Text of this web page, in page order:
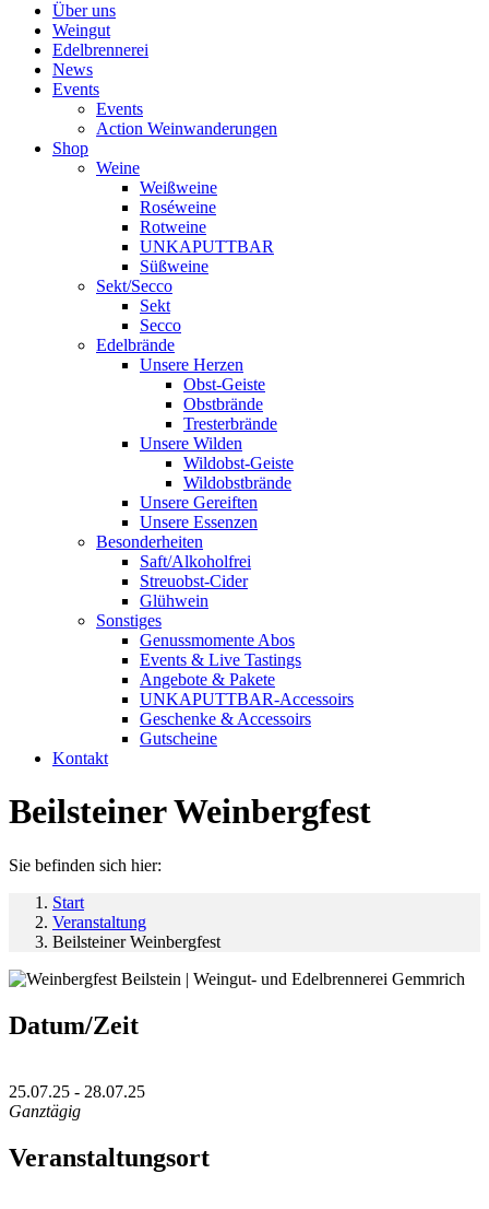
Über uns
Weingut
Edelbrennerei
News
Events
Events
Action Weinwanderungen
Shop
Weine
Weißweine
Roséweine
Rotweine
UNKAPUTTBAR
Süßweine
Sekt/Secco
Sekt
Secco
Edelbrände
Unsere Herzen
Obst-Geiste
Obstbrände
Tresterbrände
Unsere Wilden
Wildobst-Geiste
Wildobstbrände
Unsere Gereiften
Unsere Essenzen
Besonderheiten
Saft/Alkoholfrei
Streuobst-Cider
Glühwein
Sonstiges
Genussmomente Abos
Events & Live Tastings
Angebote & Pakete
UNKAPUTTBAR-Accessoirs
Geschenke & Accessoirs
Gutscheine
Kontakt
Beilsteiner Weinbergfest
Sie befinden sich hier:
Start
Veranstaltung
Beilsteiner Weinbergfest
Datum/Zeit
25.07.25 - 28.07.25
Ganztägig
Veranstaltungsort